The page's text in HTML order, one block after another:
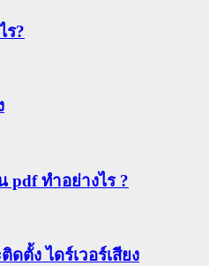
ร?
pdf ทำอย่างไร ?
ตั้ง ไดร์เวอร์เสียง